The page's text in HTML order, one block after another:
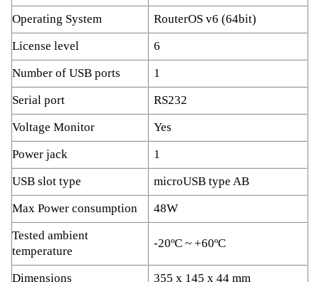
Operating System
RouterOS v6 (64bit)
License level
6
Number of USB ports
1
Serial port
RS232
Voltage Monitor
Yes
Power jack
1
USB slot type
microUSB type AB
Max Power consumption
48W
Tested ambient
temperature
-20ºC ~ +60ºC
Dimensions 355 x 145 x 44 mm